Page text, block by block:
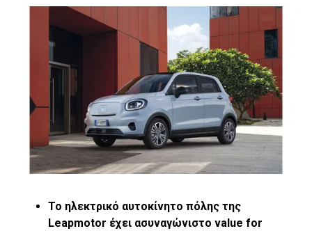
Αξίζει να σημειώσουμε ότι την περασμένη χρονιά το
μοντέλο δέχτηκε μια σημαντική αναβάθμιση και πλέον
όλες οι εκδόσεις πλέον διαθέτουν στο βασικό εξοπλισμό
τους το Apple Carplay / Android Auto, σημαντική
προσθήκη για να παραμένει ο οδηγός συνέχεια
συνδεδεμένος ακόμα και όταν έχει τα χέρια στο τιμόνι και
τα μάτια στο δρόμο. Μία άλλη σημαντική λεπτομέρεια είναι
ότι σε όλες τις εκδόσεις προστίθεται νέα ασημένια ραφή
στα καθίσματα, στο λεβιέ ταχυτήτων, στη χούφτα, στο
τιμόνι και στις εσωτερικές επενδύσεις των θυρών.
G132 η ισχύς των 132 ίππων και η ροπή των 152 Nm
μπορεί να μην φαίνονται μεγέθη ικανά για σπορ επιδόσεις
Το ηλεκτρικό αυτοκίνητο πόλης της
Leapmotor έχει ασυναγώνιστο value for